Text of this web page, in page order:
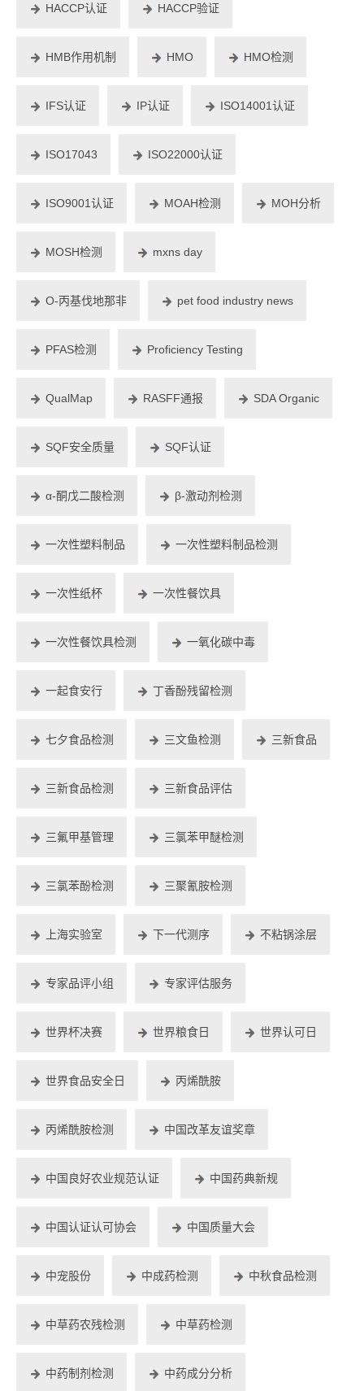
HACCP认证 HACCP验证
HMB作用机制 HMO HMO检测
IFS认证 IP认证 ISO14001认证
ISO17043 ISO22000认证
ISO9001认证 MOAH检测 MOH分析
MOSH检测 mxns day
O-丙基伐地那非 pet food industry news
PFAS检测 Proficiency Testing
QualMap RASFF通报 SDA Organic
SQF安全质量 SQF认证
α-酮戊二酸检测 β-激动剂检测
一次性塑料制品 一次性塑料制品检测
一次性纸杯 一次性餐饮具
一次性餐饮具检测 一氧化碳中毒
一起食安行 丁香酚残留检测
七夕食品检测 三文鱼检测 三新食品
三新食品检测 三新食品评估
三氟甲基管理 三氯苯甲醚检测
三氯苯酚检测 三聚氰胺检测
上海实验室 下一代测序 不粘锅涂层
专家品评小组 专家评估服务
世界杯决赛 世界粮食日 世界认可日
世界食品安全日 丙烯酰胺
丙烯酰胺检测 中国改革友谊奖章
中国良好农业规范认证 中国药典新规
中国认证认可协会 中国质量大会
中宠股份 中成药检测 中秋食品检测
中草药农残检测 中草药检测
中药制剂检测 中药成分分析